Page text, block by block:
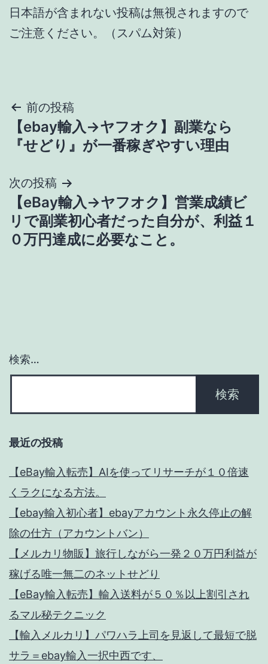
日本語が含まれない投稿は無視されますので
ご注意ください。（スパム対策）
投
稿
ビ
ゲ
ー
前の投稿
【ebay輸入→ヤフオク】副業なら
『せどり』が一番稼ぎやすい理由
次の投稿
【eBay輸入→ヤフオク】営業成績ビ
リで副業初心者だった自分が、利益１
０万円達成に必要なこと。
検索…
最近の投稿
【eBay輸入転売】AIを使ってリサーチが１０倍速
くラクになる方法。
【ebay輸入初心者】ebayアカウント永久停止の解
除の仕方（アカウントバン）
【メルカリ物販】旅行しながら一発２０万円利益が
稼げる唯一無二のネットせどり
【eBay輸入転売】輸入送料が５０％以上割引され
るマル秘テクニック
【輸入メルカリ】パワハラ上司を見返して最短で脱
サラ＝ebay輸入一択中西です、